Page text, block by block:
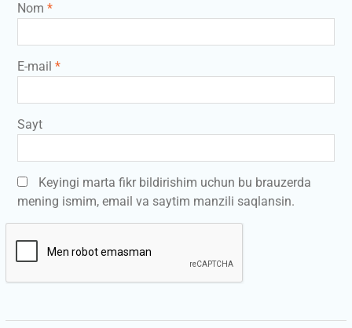
Nom *
E-mail *
Sayt
Keyingi marta fikr bildirishim uchun bu brauzerda
mening ismim, email va saytim manzili saqlansin.